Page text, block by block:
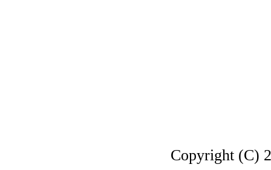
Copyright